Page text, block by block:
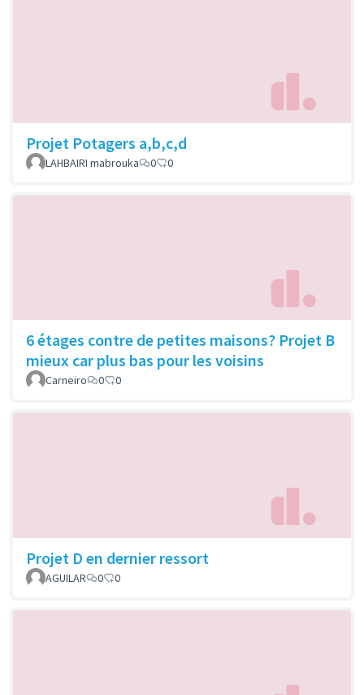
Projet Potagers a,b,c,d
LAHBAIRI mabrouka 0 0
6 étages contre de petites maisons? Projet B
mieux car plus bas pour les voisins
Carneiro 0 0
Projet D en dernier ressort
AGUILAR 0 0